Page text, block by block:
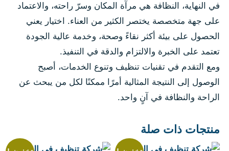
في النهاية، النظافة هي مرآة المكان وسرّ راحته، والاعتماد
على جهة متخصصة يختصر الكثير من العناء. اختيار يعني
الحصول على بيئة أكثر نقاءً وصحة، وخدمة عالية الجودة
تعتمد على الخبرة والالتزام والدقة في التنفيذ.
ومع التقدم في تقنيات تنظيف وتنوع الخدمات، أصبح
الوصول إلى النتيجة المثالية أمرًا ممكنًا لكل من يبحث عن
الراحة والنظافة في آنٍ واحد.
منتجات ذات صلة